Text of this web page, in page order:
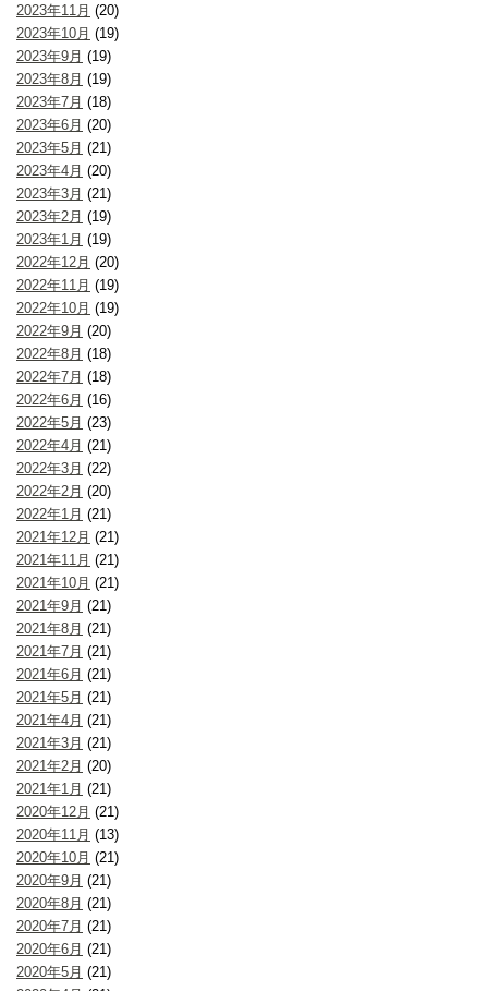
2023年11月 (20)
2023年10月 (19)
2023年9月 (19)
2023年8月 (19)
2023年7月 (18)
2023年6月 (20)
2023年5月 (21)
2023年4月 (20)
2023年3月 (21)
2023年2月 (19)
2023年1月 (19)
2022年12月 (20)
2022年11月 (19)
2022年10月 (19)
2022年9月 (20)
2022年8月 (18)
2022年7月 (18)
2022年6月 (16)
2022年5月 (23)
2022年4月 (21)
2022年3月 (22)
2022年2月 (20)
2022年1月 (21)
2021年12月 (21)
2021年11月 (21)
2021年10月 (21)
2021年9月 (21)
2021年8月 (21)
2021年7月 (21)
2021年6月 (21)
2021年5月 (21)
2021年4月 (21)
2021年3月 (21)
2021年2月 (20)
2021年1月 (21)
2020年12月 (21)
2020年11月 (13)
2020年10月 (21)
2020年9月 (21)
2020年8月 (21)
2020年7月 (21)
2020年6月 (21)
2020年5月 (21)